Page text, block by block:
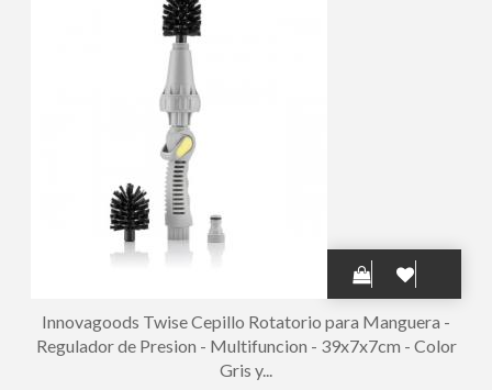
Innovagoods Twise Cepillo Rotatorio para Manguera -
Regulador de Presion - Multifuncion - 39x7x7cm - Color
Gris y...